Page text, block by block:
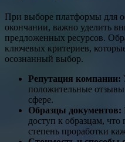
При выборе платформы для
окончании, важно уделить
предложенных ресурсов.
ключевых критериев,
осознанный выбор.
Репутация компании:
положительные
сфере.
Образцы документов:
доступ к образцам, что
степень проработки